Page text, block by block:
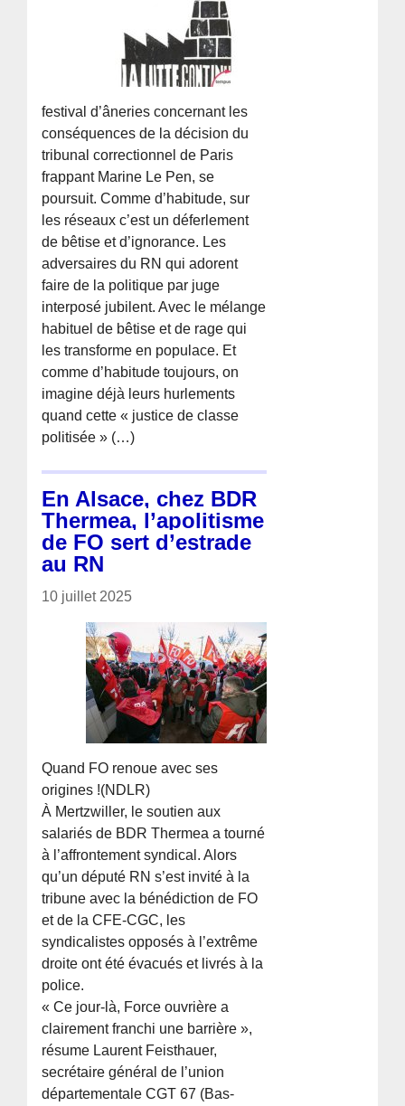
festival d’âneries concernant les
conséquences de la décision du
tribunal correctionnel de Paris
frappant Marine Le Pen, se
poursuit. Comme d’habitude, sur
les réseaux c’est un déferlement
de bêtise et d’ignorance. Les
adversaires du RN qui adorent
faire de la politique par juge
interposé jubilent. Avec le mélange
habituel de bêtise et de rage qui
les transforme en populace. Et
comme d’habitude toujours, on
imagine déjà leurs hurlements
quand cette « justice de classe
politisée » (…)
En Alsace, chez BDR
Thermea, l’apolitisme
de FO sert d’estrade
au RN
10 juillet 2025
Quand FO renoue avec ses
origines !(NDLR)
À Mertzwiller, le soutien aux
salariés de BDR Thermea a tourné
à l’affrontement syndical. Alors
qu’un député RN s’est invité à la
tribune avec la bénédiction de FO
et de la CFE-CGC, les
syndicalistes opposés à l’extrême
droite ont été évacués et livrés à la
police.
« Ce jour-là, Force ouvrière a
clairement franchi une barrière »,
résume Laurent Feisthauer,
secrétaire général de l’union
départementale CGT 67 (Bas-